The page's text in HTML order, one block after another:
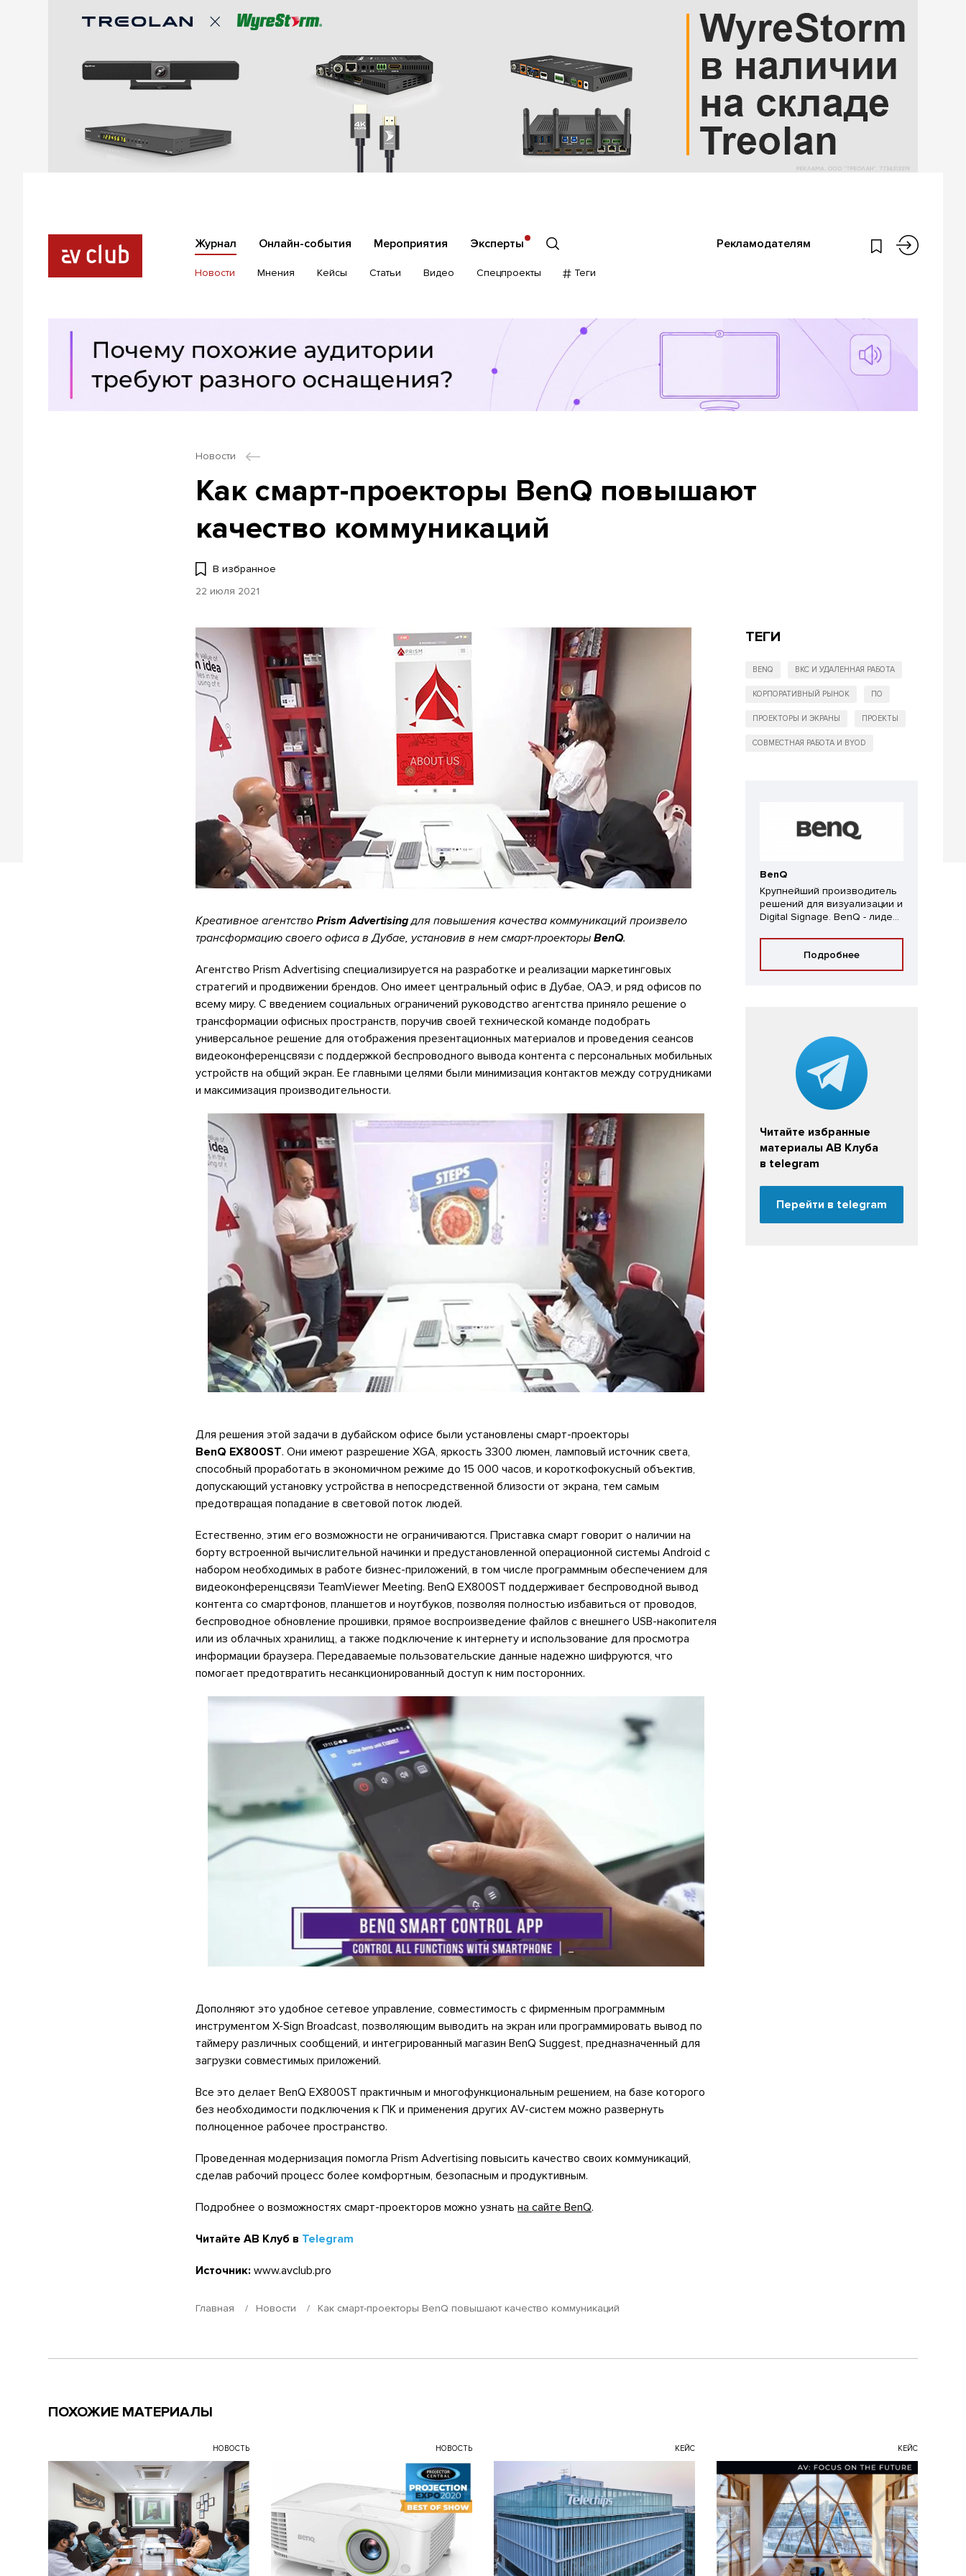
Журнал Онлайн-события Мероприятия Эксперты Рекламодателям
Новости Мнения Кейсы Статьи Видео Спецпроекты Теги
Новости
Как смарт-проекторы BenQ повышают
качество коммуникаций
В избранное
22 июля 2021
Креативное агентство Prism Advertisingдля повышения качества коммуникаций произвело
трансформацию своего офиса в Дубае, установив в нем смарт-проекторы BenQ.
Агентство Prism Advertising специализируется на разработке и реализации маркетинговых
стратегий и продвижении брендов. Оно имеет центральный офис в Дубае, ОАЭ, и ряд офисов по
всему миру. С введением социальных ограничений руководство агентства приняло решение о
трансформации офисных пространств, поручив своей технической команде подобрать
универсальное решение для отображения презентационных материалов и проведения сеансов
видеоконференцсвязи с поддержкой беспроводного вывода контента с персональных мобильных
устройств на общий экран. Ее главными целями были минимизация контактов между сотрудниками
и максимизация производительности.
Для решения этой задачи в дубайском офисе были установлены смарт-проекторы
BenQ EX800ST. Они имеют разрешение XGA, яркость 3300 люмен, ламповый источник света,
способный проработать в экономичном режиме до 15 000 часов, и короткофокусный объектив,
допускающий установку устройства в непосредственной близости от экрана, тем самым
предотвращая попадание в световой поток людей.
Естественно, этим его возможности не ограничиваются. Приставка смарт говорит о наличии на
борту встроенной вычислительной начинки и предустановленной операционной системы Android с
набором необходимых в работе бизнес-приложений, в том числе программным обеспечением для
видеоконференцсвязи TeamViewer Meeting. BenQ EX800ST поддерживает беспроводной вывод
контента со смартфонов, планшетов и ноутбуков, позволяя полностью избавиться от проводов,
беспроводное обновление прошивки, прямое воспроизведение файлов с внешнего USB-накопителя
или из облачных хранилищ, а также подключение к интернету и использование для просмотра
информации браузера. Передаваемые пользовательские данные надежно шифруются, что
помогает предотвратить несанкционированный доступ к ним посторонних.
Дополняют это удобное сетевое управление, совместимость с фирменным программным
инструментом X-Sign Broadcast, позволяющим выводить на экран или программировать вывод по
таймеру различных сообщений, и интегрированный магазин BenQ Suggest, предназначенный для
загрузки совместимых приложений.
Все это делает BenQ EX800ST практичным и многофункциональным решением, на базе которого
без необходимости подключения к ПК и применения других AV-систем можно развернуть
полноценное рабочее пространство.
Проведенная модернизация помогла Prism Advertising повысить качество своих коммуникаций,
сделав рабочий процесс более комфортным, безопасным и продуктивным.
Подробнее о возможностях смарт-проекторов можно узнать на сайте BenQ.
Читайте АВ Клуб в Telegram
Источник: www.avclub.pro
Главная Новости Как смарт-проекторы BenQ повышают качество коммуникаций
ТЕГИ
BENQ ВКС И УДАЛЕННАЯ РАБОТА
КОРПОРАТИВНЫЙ РЫНОК ПО
ПРОЕКТОРЫ И ЭКРАНЫ ПРОЕКТЫ
СОВМЕСТНАЯ РАБОТА И BYOD
BenQ
Крупнейший производитель
решений для визуализации и
Digital Signage. BenQ - лиде...
Подробнее
Читайте избранные
материалы АВ Клуба
в telegram
Перейти в telegram
ПОХОЖИЕ МАТЕРИАЛЫ
НОВОСТЬ НОВОСТЬ КЕЙС КЕЙС